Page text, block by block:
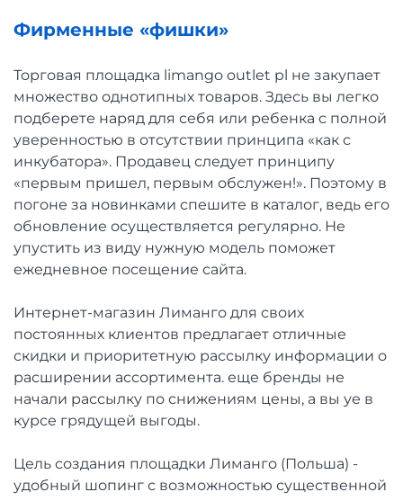
Фирменные «фишки»
Торговая площадка limango outlet pl не закупает
множество однотипных товаров. Здесь вы легко
подберете наряд для себя или ребенка с полной
уверенностью в отсутствии принципа «как с
инкубатора». Продавец следует принципу
«первым пришел, первым обслужен!». Поэтому в
погоне за новинками спешите в каталог, ведь его
обновление осуществляется регулярно. Не
упустить из виду нужную модель поможет
ежедневное посещение сайта.
Интернет-магазин Лиманго для своих
постоянных клиентов предлагает отличные
скидки и приоритетную рассылку информации о
расширении ассортимента. еще бренды не
начали рассылку по снижениям цены, а вы уе в
курсе грядущей выгоды.
Цель создания площадки Лиманго (Польша) -
удобный шопинг с возможностью существенной